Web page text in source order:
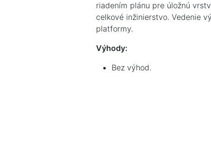
riadením plánu pre úložnú
celkové inžinierstvo. Vedenie
platformy.
Výhody:
Bez výhod.